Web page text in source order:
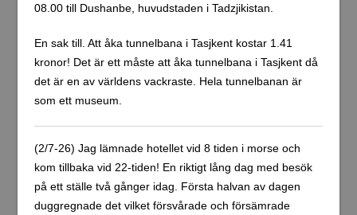
08.00 till Dushanbe, huvudstaden i Tadzjikistan.
En sak till. Att åka tunnelbana i Tasjkent kostar 1.41
kronor! Det är ett måste att åka tunnelbana i Tasjkent då
det är en av världens vackraste. Hela tunnelbanan är
som ett museum.
(2/7-26) Jag lämnade hotellet vid 8 tiden i morse och
kom tillbaka vid 22-tiden! En riktigt lång dag med besök
på ett ställe två gånger idag. Första halvan av dagen
duggregnade det vilket försvårade och försämrade